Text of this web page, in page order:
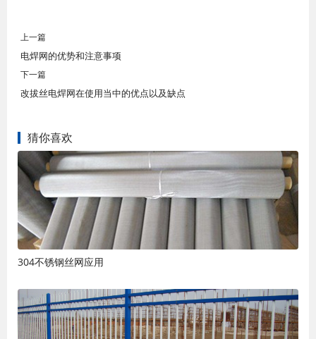
上一篇
电焊网的优势和注意事项
下一篇
改拔丝电焊网在使用当中的优点以及缺点
猜你喜欢
304不锈钢丝网应用